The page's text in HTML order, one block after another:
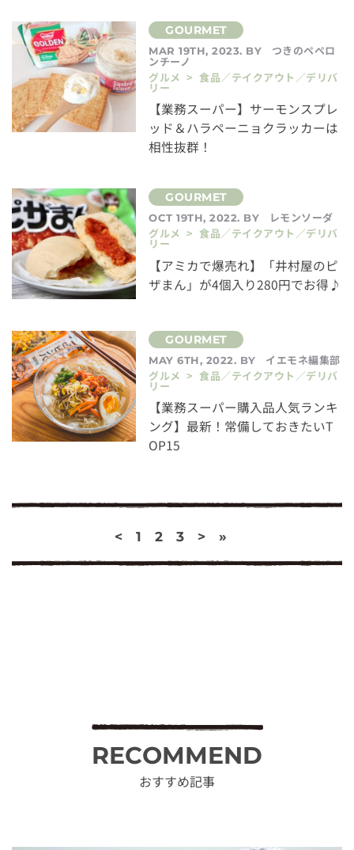
MAR 19TH, 2023. BY つきのペペロ
ンチーノ
グルメ > 食品／テイクアウト／デリバ
リー
【業務スーパー】サーモンスプレ
ッド＆ハラペーニョクラッカーは
相性抜群！
OCT 19TH, 2022. BY
レモンソーダ
グルメ > 食品／テイクアウト／デリバ
リー
【アミカで爆売れ】「井村屋のピ
ザまん」が4個入り280円でお得♪
MAY 6TH, 2022. BY
イエモネ編集部
グルメ > 食品／テイクアウト／デリバ
リー
【業務スーパー購入品人気ランキ
ング】最新！常備しておきたいT
OP15
< 1 2 3 > »
RECOMMEND
おすすめ記事